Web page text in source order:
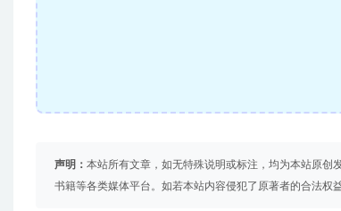
声明： 本站所有文章，如无特殊说明或标注，均为本站原创
书籍等各类媒体平台。如若本站内容侵犯了原著者的合法权